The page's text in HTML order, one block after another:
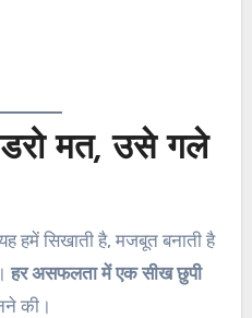
मत, उसे गले
हमें सिखाती है, मजबूत बनाती है
हर असफलता में एक सीख छुपी
की।